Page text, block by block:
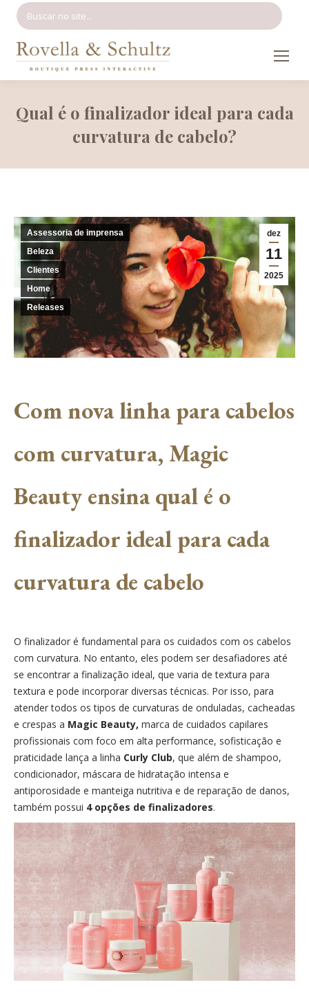
Qual é o finalizador ideal para cada
curvatura de cabelo?
dez
11
2025
Assessoria de imprensa
Beleza
Clientes
Home
Releases
Com nova linha para cabelos
com curvatura, Magic
Beauty ensina qual é o
finalizador ideal para cada
curvatura de cabelo
O finalizador é fundamental para os cuidados com os cabelos
com curvatura. No entanto, eles podem ser desafiadores até
se encontrar a finalização ideal, que varia de textura para
textura e pode incorporar diversas técnicas. Por isso, para
atender todos os tipos de curvaturas de onduladas, cacheadas
e crespas a Magic Beauty, marca de cuidados capilares
profissionais com foco em alta performance, sofisticação e
praticidade lança a linha Curly Club, que além de shampoo,
condicionador, máscara de hidratação intensa e
antiporosidade e manteiga nutritiva e de reparação de danos,
também possui 4 opções de finalizadores.